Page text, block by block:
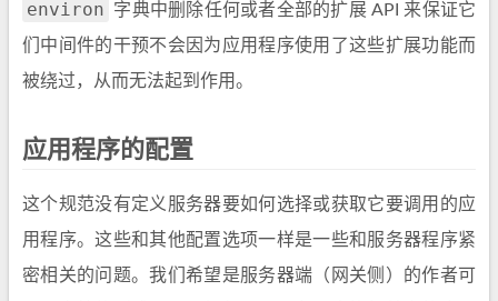
environ
字典中删除任何或者全部的扩展 API 来保证它
们中间件的干预不会因为应用程序使用了这些扩展功能而
被绕过，从而无法起到作用。
应用程序的配置
这个规范没有定义服务器要如何选择或获取它要调用的应
用程序。这些和其他配置选项一样是一些和服务器程序紧
密相关的问题。我们希望是服务器端（网关侧）的作者可